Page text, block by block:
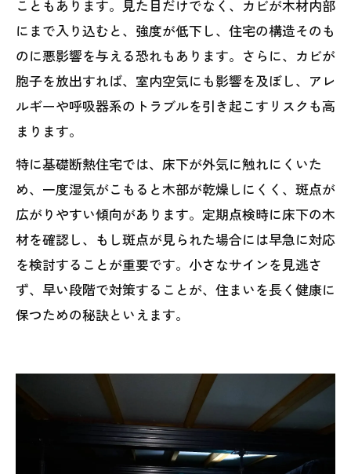
こともあります。見た目だけでなく、カビが木材内部
にまで入り込むと、強度が低下し、住宅の構造そのも
のに悪影響を与える恐れもあります。さらに、カビが
胞子を放出すれば、室内空気にも影響を及ぼし、アレ
ルギーや呼吸器系のトラブルを引き起こすリスクも高
まります。
特に基礎断熱住宅では、床下が外気に触れにくいた
め、一度湿気がこもると木部が乾燥しにくく、斑点が
広がりやすい傾向があります。定期点検時に床下の木
材を確認し、もし斑点が見られた場合には早急に対応
を検討することが重要です。小さなサインを見逃さ
ず、早い段階で対策することが、住まいを長く健康に
保つための秘訣といえます。